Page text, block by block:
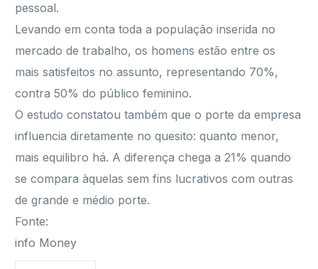
pessoal.
Levando em conta toda a população inserida no
mercado de trabalho, os homens estão entre os
mais satisfeitos no assunto, representando 70%,
contra 50% do público feminino.
O estudo constatou também que o porte da empresa
influencia diretamente no quesito: quanto menor,
mais equilibro há. A diferença chega a 21% quando
se compara àquelas sem fins lucrativos com outras
de grande e médio porte.
Fonte:
info Money